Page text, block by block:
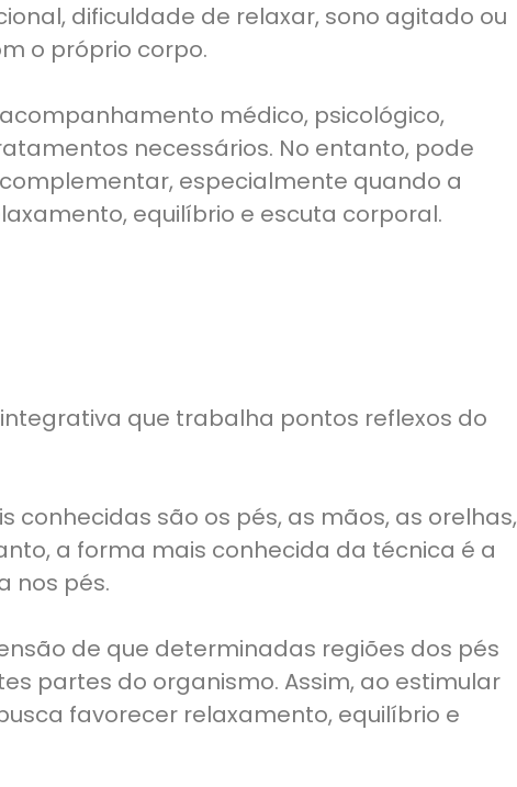
dificuldade de relaxar, sono agitado ou
o próprio corpo.
médico, psicológico,
necessários. No entanto, pode
especialmente quando a
equilíbrio e escuta corporal.
que trabalha pontos reflexos do
conhecidas são os pés, as mãos, as orelhas,
a forma mais conhecida da técnica é a
nos pés.
de que determinadas regiões dos pés
partes do organismo. Assim, ao estimular
favorecer relaxamento, equilíbrio e